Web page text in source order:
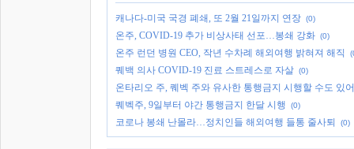
캐나다-미국 국경 폐쇄, 또 2월 21일까지 연장 (0)
온주, COVID-19 추가 비상사태 선포…봉쇄 강화 (0)
온주 런던 병원 CEO, 작년 수차례 해외여행 밝혀져 해직
퀘백 의사 COVID-19 진료 스트레스로 자살 (0)
온타리오 주, 퀘벡 주와 유사한 통행금지 시행할 수도 있어
퀘벡주, 9일부터 야간 통행금지 한달 시행
(0)
코로나 봉쇄 난몰라…정치인들 해외여행 들통 줄사퇴 (0)